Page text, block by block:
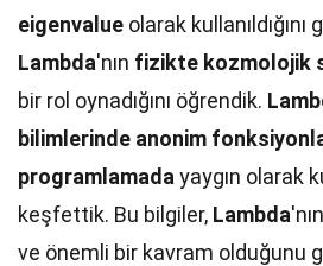
eigenvalue olarak kullanıldığını
Lambda'nın fizikte kozmolojik
bir rol oynadığını öğrendik.
bilimlerinde anonim
programlamada yaygın olarak
keşfettik. Bu bilgiler, Lambda
ve önemli bir kavram olduğunu